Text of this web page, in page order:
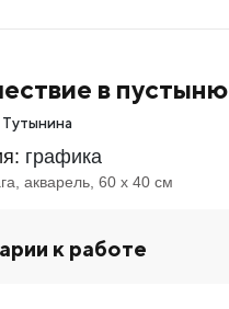
в пустыню
: графика
акварель 60 x 40 см
к работе